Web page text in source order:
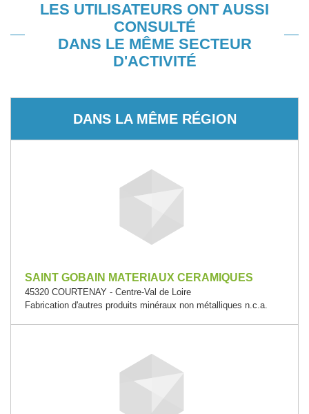
LES UTILISATEURS ONT AUSSI
CONSULTÉ
DANS LE MÊME SECTEUR
D'ACTIVITÉ
DANS LA MÊME RÉGION
SAINT GOBAIN MATERIAUX CERAMIQUES
45320 COURTENAY - Centre-Val de Loire
Fabrication d'autres produits minéraux non métalliques n.c.a.